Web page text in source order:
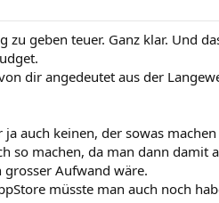
zu geben teuer. Ganz klar. Und
dir angedeutet aus der
auch keinen, der sowas
so machen, da man dann damit
Aufwand wäre.
müsste man auch noch